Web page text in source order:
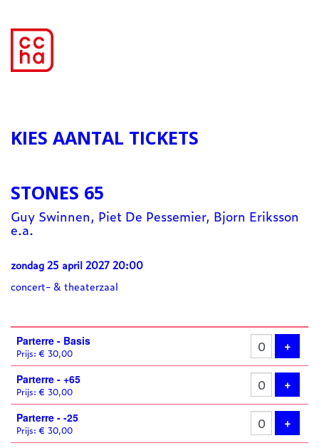
KIES AANTAL TICKETS
STONES 65
Guy Swinnen, Piet De Pessemier, Bjorn Eriksson
e.a.
zondag 25 april 2027 20:00
concert- & theaterzaal
Aantal
Parterre - Basis
Prijs: € 30,00 +Voeg
Parterre - +65
Prijs: € 30,00 +Voeg
Parterre - -25
Prijs: € 30,00 +Voeg